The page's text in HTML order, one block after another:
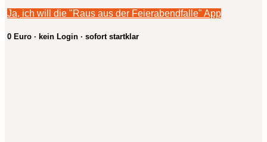
Ja, ich will die "Raus aus der Feierabendfalle" App
0 Euro · kein Login · sofort startklar